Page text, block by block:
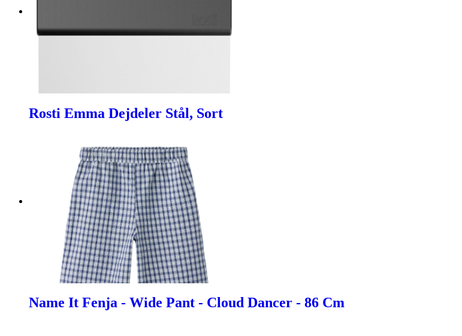
Rosti Emma Dejdeler Stål, Sort
Name It Fenja - Wide Pant - Cloud Dancer - 86 Cm